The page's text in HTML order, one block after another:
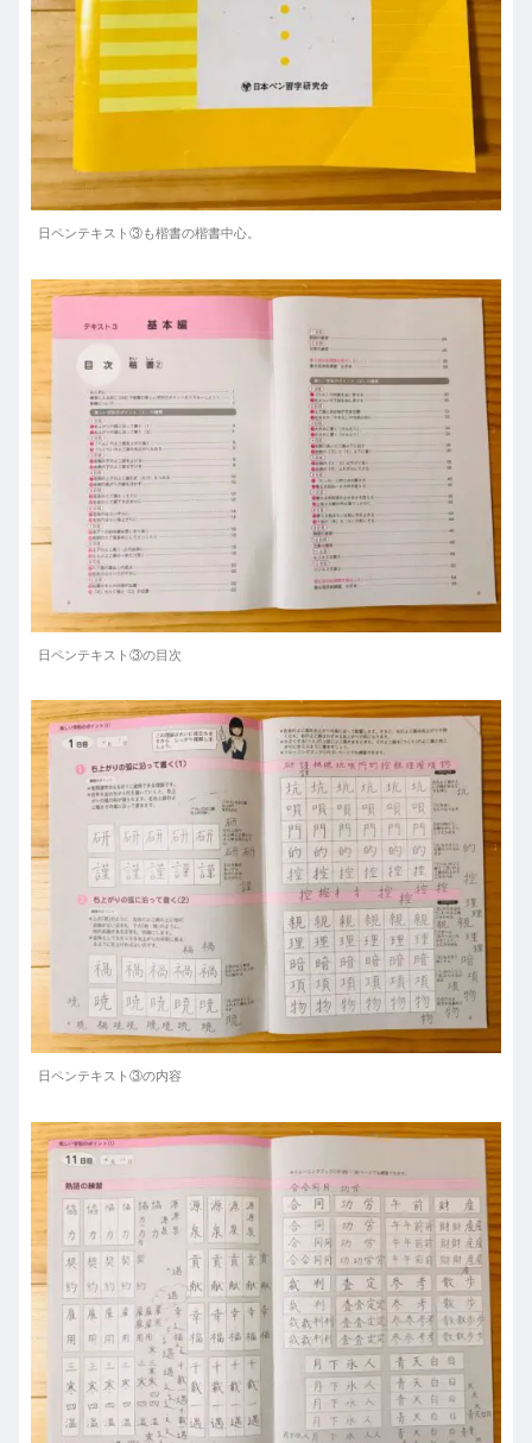
日ペンテキスト③も楷書の楷書中心。
日ペンテキスト③の目次
日ペンテキスト③の内容